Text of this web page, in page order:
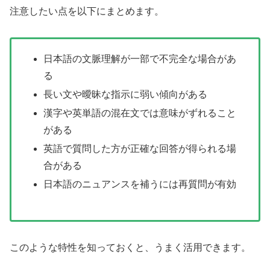
注意したい点を以下にまとめます。
日本語の文脈理解が一部で不完全な場合があ
る
長い文や曖昧な指示に弱い傾向がある
漢字や英単語の混在文では意味がずれること
がある
英語で質問した方が正確な回答が得られる場
合がある
日本語のニュアンスを補うには再質問が有効
このような特性を知っておくと、うまく活用できます。